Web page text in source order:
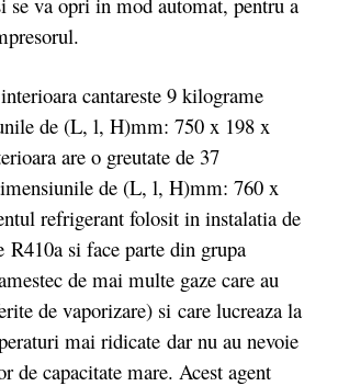
cantareste 9 kilograme
de (L, l, H)mm: 750 x 198 x
are o greutate de 37
de (L, l, H)mm: 760 x
refrigerant folosit in instalatia de
R410a si face parte din grupa
de mai multe gaze care au
de vaporizare) si care lucreaza la
mai ridicate dar nu au nevoie
de capacitate mare. Acest agent